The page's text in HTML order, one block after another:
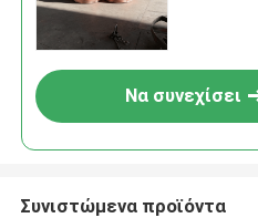
Να συνεχίσει
Συνιστώμενα προϊόντα